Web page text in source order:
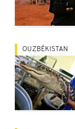
OUZBÉKISTAN